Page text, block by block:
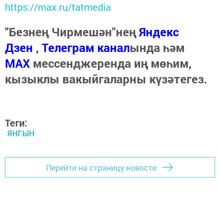
https://max.ru/tatmedia
"Безнең Чирмешән"неңЯндекс
Дзен , Телеграм каналында һәм
МАХ мессенджеренда иң мөһим,
кызыклы вакыйгаларны күзәтегез.
Теги:
ЯНГЫН
Перейти на страницу новости